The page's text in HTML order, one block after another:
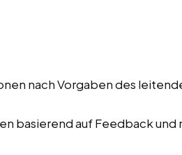
nach Vorgaben des
basierend auf Feedback und